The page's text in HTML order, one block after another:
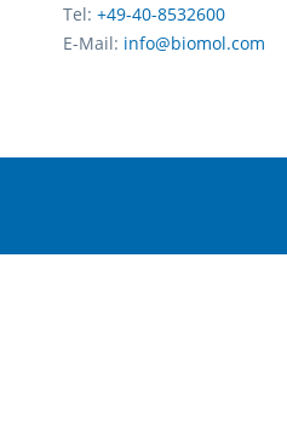
Tel: +49-40-8532600
E-Mail: info@biomol.com